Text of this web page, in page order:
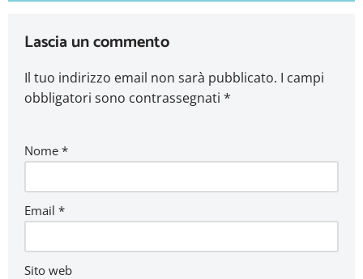
Lascia un commento
Il tuo indirizzo email non sarà pubblicato. I campi
obbligatori sono contrassegnati *
Nome *
Email *
Sito web